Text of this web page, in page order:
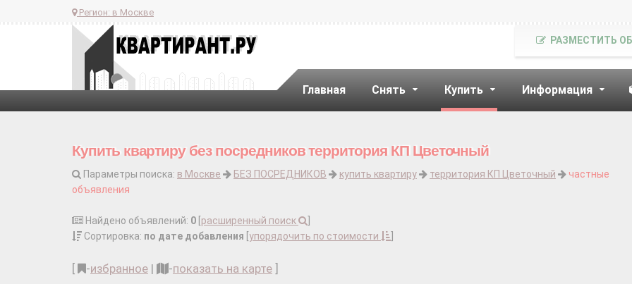
Регион: в Москве
Главная Снять Купить Информация
РАЗМЕСТИТЬ
Купить квартиру без посредников территория КП Цветочный
Параметры поиска: в Москве БЕЗ ПОСРЕДНИКОВ купить квартиру территория КП Цветочный
частные
объявления
Найдено объявлений: 0 расширенный поиск
Сортировка: по дате добавления упорядочить по стоимости
-избранное | -показать на карте